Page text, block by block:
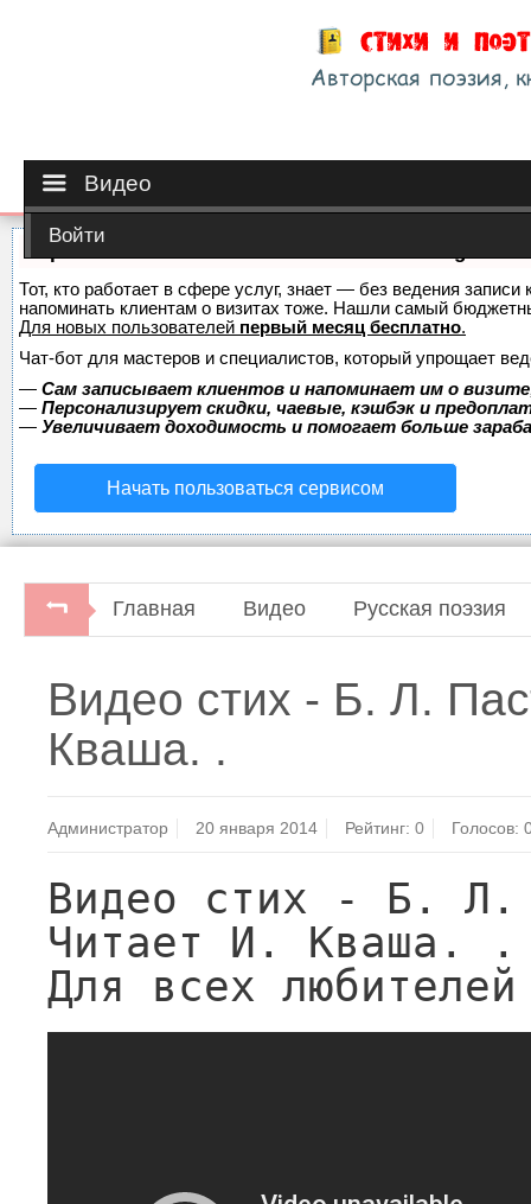
Видео
Войти
Тот, кто работает в сфере услуг, знает — без ведения
напоминать клиентам о визитах тоже. Нашли самый
Для новых пользователей первый месяц бесплатно.
Чат-бот для мастеров и специалистов, который упрощает
— Сам записывает клиентов и напоминает им о
— Персонализирует скидки, чаевые, кэшбэк и
— Увеличивает доходимость и помогает больше
Начать пользоваться сервисом
Главная Видео Русская поэзия
Видео стих - Б. Л.
Кваша. .
Администратор 20 января 2014 Рейтинг:0 Голосов:
Видео стих - Б. Л.
Читает И. Кваша. .
Для всех